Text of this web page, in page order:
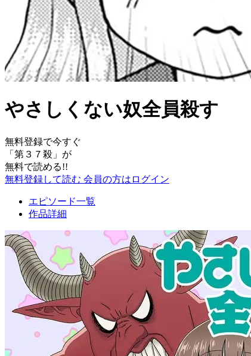
やさしくない奴全員殺す
無料登録で今すぐ
「 第３７殺 」が
無料で読める!!
無料登録して読む 会員の方はログイン
エピソード一覧
作品詳細